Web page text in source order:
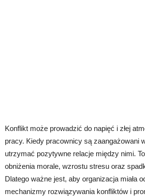
Konflikt może prowadzić do napięć i złej
pracy. Kiedy pracownicy są zaangażowani
utrzymać pozytywne relacje między nimi.
obniżenia morale, wzrostu stresu oraz
Dlatego ważne jest, aby organizacja miała
mechanizmy rozwiązywania konfliktów i